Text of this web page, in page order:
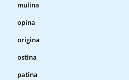
mulina
opina
origina
ostina
patina